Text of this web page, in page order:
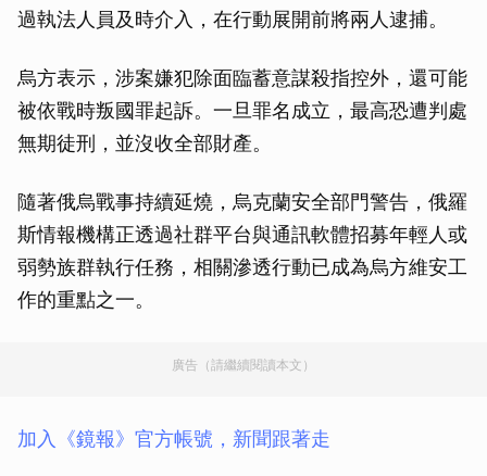
過執法人員及時介入，在行動展開前將兩人逮捕。
烏方表示，涉案嫌犯除面臨蓄意謀殺指控外，還可能
被依戰時叛國罪起訴。一旦罪名成立，最高恐遭判處
無期徒刑，並沒收全部財產。
隨著俄烏戰事持續延燒，烏克蘭安全部門警告，俄羅
斯情報機構正透過社群平台與通訊軟體招募年輕人或
弱勢族群執行任務，相關滲透行動已成為烏方維安工
作的重點之一。
廣告（請繼續閱讀本文）
加入《鏡報》官方帳號，新聞跟著走